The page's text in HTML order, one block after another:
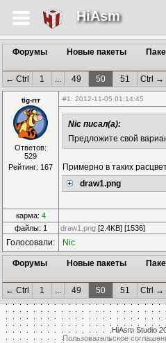
HiAsm
Форумы Новые пакеты
← Ctrl 1 ... 49 50 51 Ctrl →
tig-rrr
Ответов:
529
Рейтинг: 167
#1 : 2012-11-05 01:14:45
Nic писал(а):
Предложите свой
Примерно в таких
draw1.png
карма: 4
файлы: 1 draw1.png [2.4KB] [1536]
Голосовали: Nic
Форумы Новые пакеты
← Ctrl 1 ... 49 50 51 Ctrl →
HiAsm Studio
Пользовательское